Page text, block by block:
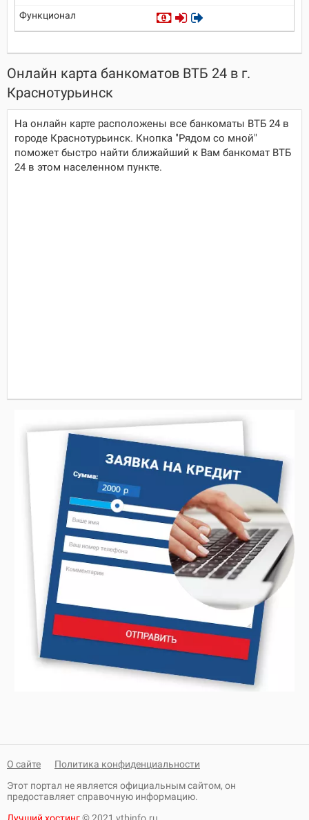
Онлайн карта банкоматов ВТБ 24 в г.
Краснотурьинск
На онлайн карте расположены все банкоматы ВТБ 24 в
городе Краснотурьинск. Кнопка "Рядом со мной"
поможет быстро найти ближайший к Вам банкомат ВТБ
24 в этом населенном пункте.
О сайте
Политика конфиденциальности
Этот портал не является официальным сайтом, он
предоставляет справочную информацию.